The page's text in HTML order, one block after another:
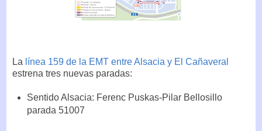
La línea 159 de la EMT entre Alsacia y El Cañaveral
estrena tres nuevas paradas:
Sentido Alsacia: Ferenc Puskas-Pilar Bellosillo
parada 51007